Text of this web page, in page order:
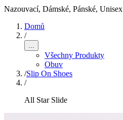
Nazouvací, Dámské, Pánské, Unisex
Domů
/
...
Všechny Produkty
Obuv
/Slip On Shoes
/
All Star Slide